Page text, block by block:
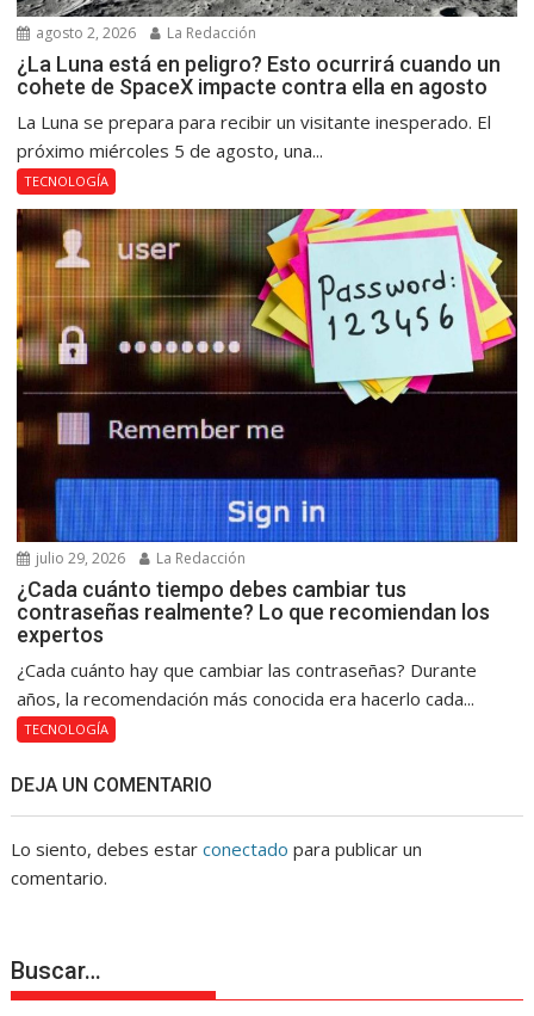
agosto 2, 2026 La Redacción
¿La Luna está en peligro? Esto ocurrirá cuando un
cohete de SpaceX impacte contra ella en agosto
La Luna se prepara para recibir un visitante inesperado. El
próximo miércoles 5 de agosto, una...
TECNOLOGÍA
julio 29, 2026 La Redacción
¿Cada cuánto tiempo debes cambiar tus
contraseñas realmente? Lo que recomiendan los
expertos
¿Cada cuánto hay que cambiar las contraseñas? Durante
años, la recomendación más conocida era hacerlo cada...
TECNOLOGÍA
DEJA UN COMENTARIO
Lo siento, debes estarconectado para publicar un
comentario.
Buscar…